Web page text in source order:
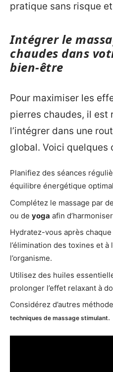
pratique sans risque
Intégrer le
chaudes dans
bien-être
Pour maximiser les
pierres chaudes, il est
l’intégrer dans une
global. Voici quelques
Planifiez des séances
équilibre énergétique
Complétez le massage par
ou de yoga afin
Hydratez-vous après
l’élimination des toxines et
l’organisme.
Utilisez des huiles
prolonger l’effet relaxant à
Considérez d’autres
techniques de massage stimulant.